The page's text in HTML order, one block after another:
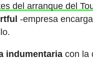
del arranque del
-empresa
indumentaria con la